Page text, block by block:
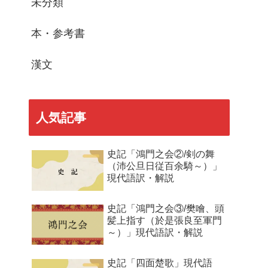
本・参考書
漢文
人気記事
史記「鴻門之会②/剣の舞
（沛公旦日従百余騎～）」
現代語訳・解説
史記「鴻門之会③/樊噲、頭
髪上指す（於是張良至軍門
～）」現代語訳・解説
史記「四面楚歌」現代語